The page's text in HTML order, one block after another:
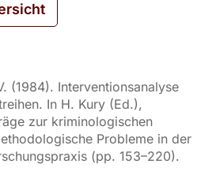
(1984). Interventionsanalyse
In H. Kury (Ed.),
zur kriminologischen
Probleme in der
(pp. 153–220).